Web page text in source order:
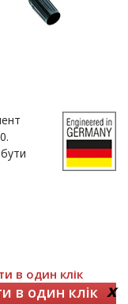
в один клік
в один клік x